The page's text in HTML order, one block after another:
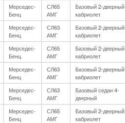
Мерседес-
Бенц
СЛ65
АМГ
Базовый 2-дверный
кабриолет
Мерседес-
Бенц
СЛ63
АМГ
Базовый 2-дверный
кабриолет
Мерседес-
Бенц
СЛ65
АМГ
Базовый 2-дверный
кабриолет
Мерседес-
Бенц
СЛ63
АМГ
Базовый 2-дверный
кабриолет
Мерседес-
Бенц
СЛ63
АМГ
Базовый седан 4-
дверный
Мерседес-
Бенц
СЛ65
АМГ
Базовый 2-дверный
кабриолет